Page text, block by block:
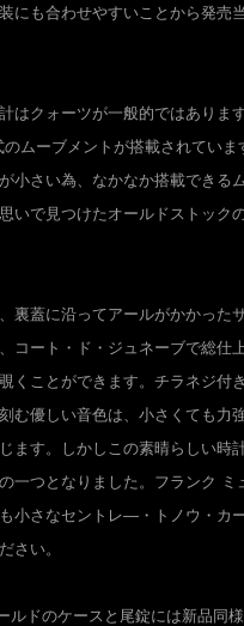
にも合わせやすいことから発売
はクォーツが一般的ではありま
のムーブメントが搭載されていま
小さい為、なかなか搭載できる
いで見つけたオールドストック
裏蓋に沿ってアールがかかった
コート・ド・ジュネーブで総仕
くことができます。チラネジ付
む優しい音色は、小さくても力
ます。しかしこの素晴らしい時
一つとなりました。フランク
小さなセントレ―・トノウ・カ
さい。
ルドのケースと尾錠には新品同